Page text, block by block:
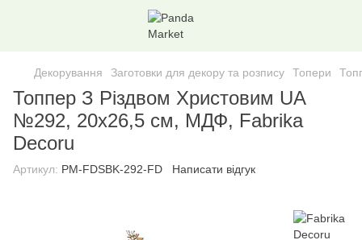
Декорування Заготовки для декору та розпису Топери
Топпер З Різдвом Христовим UA
№292, 20х26,5 см, МДФ, Fabrika
Decoru
Артикул: PM-FDSBK-292-FD Написати відгук